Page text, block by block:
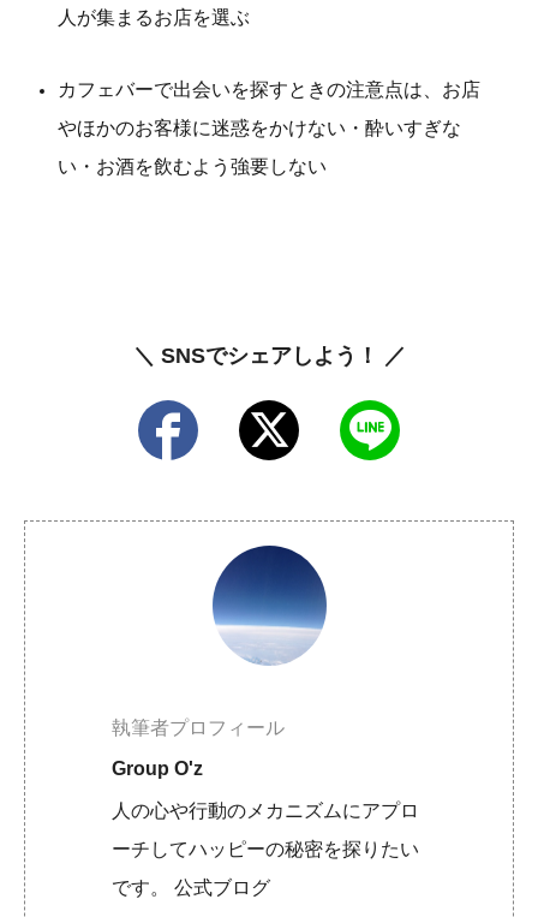
人が集まるお店を選ぶ
カフェバーで出会いを探すときの注意点は、お店
やほかのお客様に迷惑をかけない・酔いすぎな
い・お酒を飲むよう強要しない
＼ SNSでシェアしよう！ ／
執筆者プロフィール
Group O'z
人の心や行動のメカニズムにアプロ
ーチしてハッピーの秘密を探りたい
です。 公式ブログ